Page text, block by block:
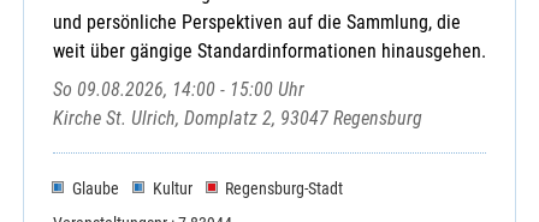
und persönliche Perspektiven auf die Sammlung, die
weit über gängige Standardinformationen hinausgehen.
So 09.08.2026, 14:00 - 15:00 Uhr
Kirche St. Ulrich, Domplatz 2, 93047 Regensburg
Glaube Kultur
Regensburg-Stadt